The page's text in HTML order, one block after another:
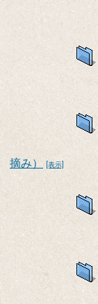
摘み） [表示]